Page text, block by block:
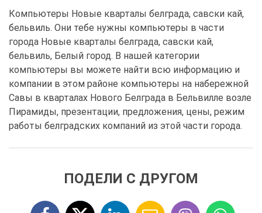
Компьютеры Новые кварталы белграда, савски кай,
бельвиль. Они тебе нужны компьютеры в части
города Новые кварталы белграда, савски кай,
бельвиль, Белый город. В нашей категории
компьютеры вы можете найти всю информацию и
компании в этом районе компьютеры на набережной
Савы в кварталах Нового Белграда в Бельвилле возле
Пирамиды, презентации, предложения, цены, режим
работы белградских компаний из этой части города.
ПОДЕЛИ С ДРУГОМ